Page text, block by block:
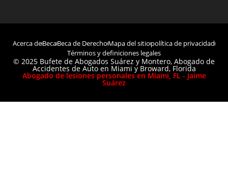
Acerca deBecaBeca de DerechoMapa del sitiopolítica de privacidad
Términos y definiciones legales
© 2025 Bufete de Abogados Suárez y Montero, Abogado de
Accidentes de Auto en Miami y Broward, Florida
Abogado de lesiones personales en Miami, FL - Jaime
Suárez